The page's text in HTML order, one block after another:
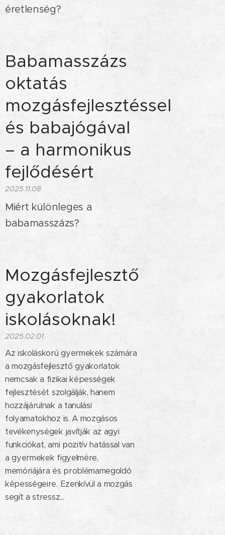
éretlenség?
Babamasszázs
oktatás
mozgásfejlesztéssel
és babajógával
– a harmonikus
fejlődésért
2025.11.08
Miért különleges a
babamasszázs?
Mozgásfejlesztő
gyakorlatok
iskolásoknak!
2025.02.01
Az iskoláskorú gyermekek számára
a mozgásfejlesztő gyakorlatok
nemcsak a fizikai képességek
fejlesztését szolgálják, hanem
hozzájárulnak a tanulási
folyamatokhoz is. A mozgásos
tevékenységek javítják az agyi
funkciókat, ami pozitív hatással van
a gyermekek figyelmére,
memóriájára és problémamegoldó
képességeire. Ezenkívül a mozgás
segít a stressz...